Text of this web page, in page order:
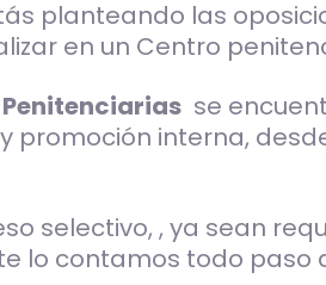
planteando las
en un Centro
se
promoción interna,
selectivo, , ya sean
lo contamos todo paso